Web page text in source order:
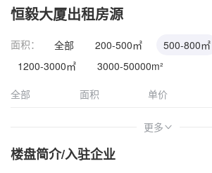
恒毅大厦出租房源
面积： 全部 200-500㎡ 500-800㎡
1200-3000㎡
3000-50000m²
全部
面积 单价
更多>
楼盘简介/入驻企业